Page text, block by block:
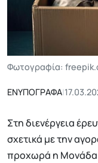
Φωτογραφία:
ΕΝΥΠΟΓΡΑΦΑ|
Στη διενέργεια
σχετικά με την
προχωρά η Μονάδα